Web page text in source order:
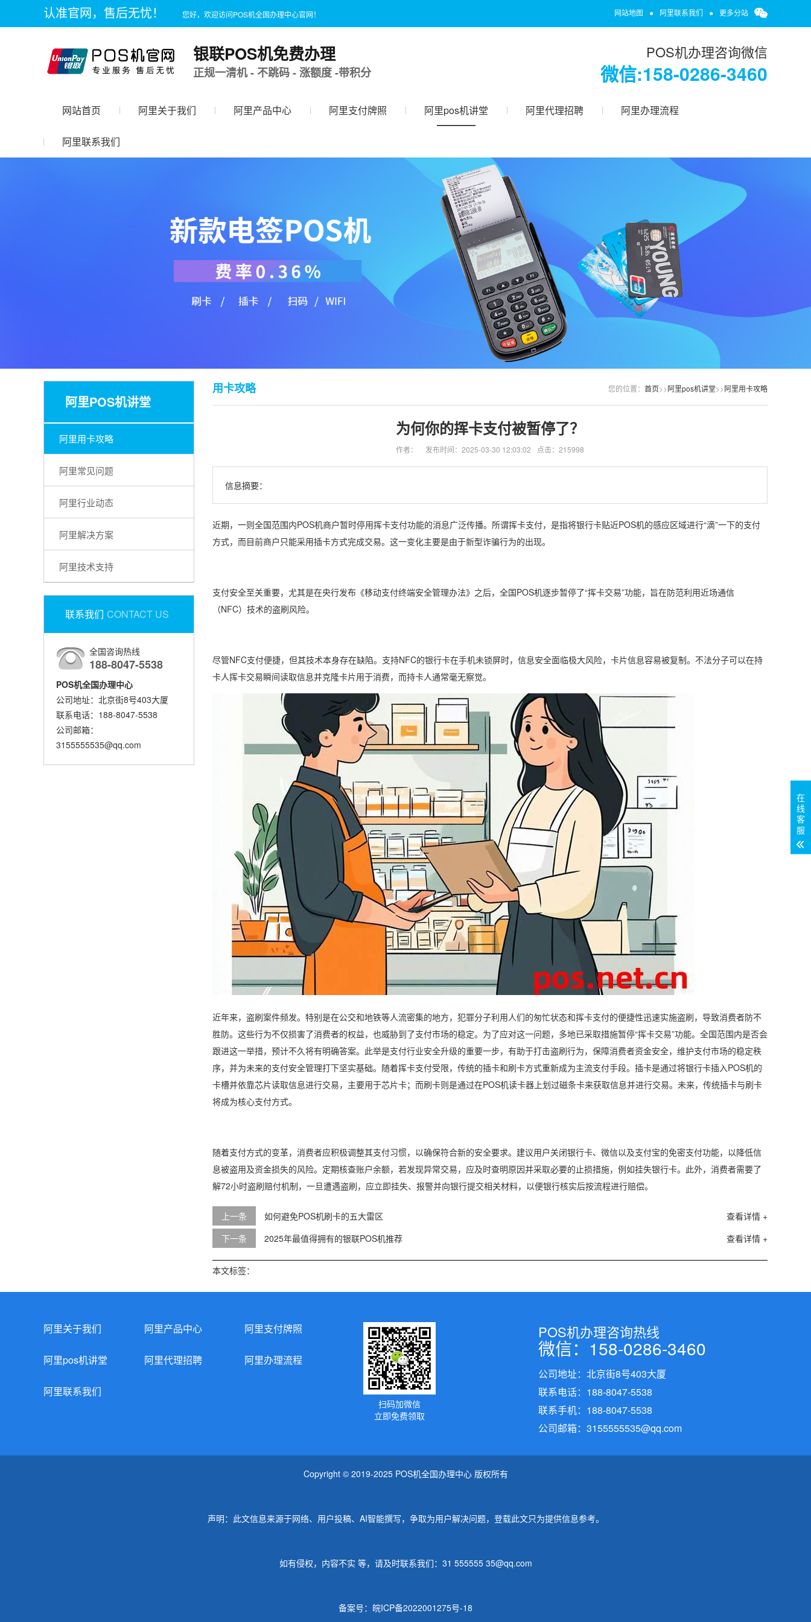
网站地图 ● 阿里联系我们 ● 更多分站
认准官网，售后无忧！ 您好，欢迎访问POS机全国办理中心官网！
银联POS机免费办理
正规一清机 - 不跳码 - 涨额度 -带积分
POS机办理咨询微信
微信:158-0286-3460
网站首页 阿里关于我们 阿里产品中心 阿里支付牌照 阿里pos机讲堂 阿里代理招聘 阿里办理流程
阿里联系我们
阿里POS机讲堂
阿里用卡攻略
阿里常见问题
阿里行业动态
阿里解决方案
阿里技术支持
联系我们 CONTACT US
全国咨询热线
188-8047-5538
POS机全国办理中心
公司地址：北京街8号403大厦
联系电话：188-8047-5538
公司邮箱：
3155555535@qq.com
您的位置： 首页>>阿里pos机讲堂>>阿里用卡攻略
用卡攻略
为何你的挥卡支付被暂停了？
作者： 发布时间：2025-03-30 12:03:02 点击：215998
信息摘要：
近期，一则全国范围内POS机商户暂时停用挥卡支付功能的消息广泛传播。所谓挥卡支付，是指将银行卡贴近POS机的感应区域进行“滴”一下的支付
方式，而目前商户只能采用插卡方式完成交易。这一变化主要是由于新型诈骗行为的出现。
支付安全至关重要，尤其是在央行发布《移动支付终端安全管理办法》之后，全国POS机逐步暂停了“挥卡交易”功能，旨在防范利用近场通信
（NFC）技术的盗刷风险。
尽管NFC支付便捷，但其技术本身存在缺陷。支持NFC的银行卡在手机未锁屏时，信息安全面临极大风险，卡片信息容易被复制。不法分子可以在持
卡人挥卡交易瞬间读取信息并克隆卡片用于消费，而持卡人通常毫无察觉。
近年来，盗刷案件频发。特别是在公交和地铁等人流密集的地方，犯罪分子利用人们的匆忙状态和挥卡支付的便捷性迅速实施盗刷，导致消费者防不
胜防。这些行为不仅损害了消费者的权益，也威胁到了支付市场的稳定。为了应对这一问题，多地已采取措施暂停“挥卡交易”功能。全国范围内是否会
跟进这一举措，预计不久将有明确答案。此举是支付行业安全升级的重要一步，有助于打击盗刷行为，保障消费者资金安全，维护支付市场的稳定秩
序，并为未来的支付安全管理打下坚实基础。随着挥卡支付受限，传统的插卡和刷卡方式重新成为主流支付手段。插卡是通过将银行卡插入POS机的
卡槽并依靠芯片读取信息进行交易，主要用于芯片卡；而刷卡则是通过在POS机读卡器上划过磁条卡来获取信息并进行交易。未来，传统插卡与刷卡
将成为核心支付方式。
随着支付方式的变革，消费者应积极调整其支付习惯，以确保符合新的安全要求。建议用户关闭银行卡、微信以及支付宝的免密支付功能，以降低信
息被盗用及资金损失的风险。定期核查账户余额，若发现异常交易，应及时查明原因并采取必要的止损措施，例如挂失银行卡。此外，消费者需要了
解72小时盗刷赔付机制，一旦遭遇盗刷，应立即挂失、报警并向银行提交相关材料，以便银行核实后按流程进行赔偿。
上一条 查看详情 +
如何避免POS机刷卡的五大雷区
下一条
查看详情 +
2025年最值得拥有的银联POS机推荐
本文标签：
阿里关于我们 阿里产品中心 阿里支付牌照
阿里pos机讲堂 阿里代理招聘 阿里办理流程
阿里联系我们
扫码加微信
立即免费领取
POS机办理咨询热线
微信：158-0286-3460
公司地址：北京街8号403大厦
联系电话：188-8047-5538
联系手机：188-8047-5538
公司邮箱：3155555535@qq.com
Copyright © 2019-2025 POS机全国办理中心 版权所有
声明：此文信息来源于网络、用户投稿、AI智能撰写，争取为用户解决问题，登载此文只为提供信息参考。
如有侵权，内容不实 等，请及时联系我们：31 555555 35@qq.com
备案号： 皖ICP备2022001275号-18
在
线
客
服